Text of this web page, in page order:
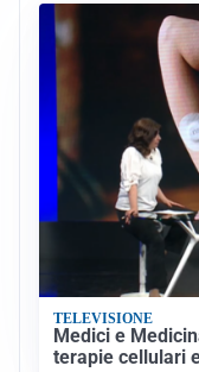
TELEVISIONE
Medici e
terapie cellulari